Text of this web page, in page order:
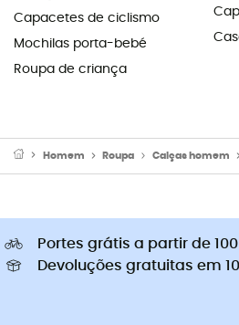
Capacetes de ciclismo
Mochilas porta-bebé
Roupa de criança
Homem Roupa Calças homem
Portes grátis a partir de
Devoluções gratuitas em